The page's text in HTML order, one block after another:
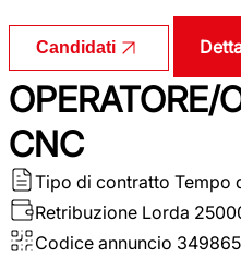
Candidati
OPERATORE/
CNC
Tipo di contratto Tempo
Retribuzione Lorda
Codice annuncio 349865